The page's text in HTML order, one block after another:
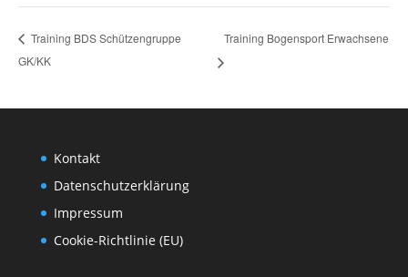
Training BDS Schützengruppe
GK/KK
Training Bogensport Erwachsene
Kontakt
Datenschutzerklärung
Impressum
Cookie-Richtlinie (EU)